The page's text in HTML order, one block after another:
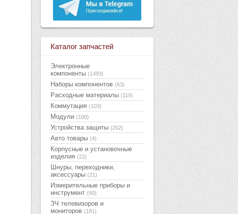
Каталог запчастей
Электронные
компоненты (1493)
Наборы компонентов (63)
Расходные материалы (119)
Коммутация (103)
Модули (100)
Устройства защиты (202)
Авто товары (4)
Корпусные и установочные
изделия (22)
Шнуры, переходники,
аксессуары (21)
Измерительные приборы и
инструмент (60)
ЗЧ телевизоров и
мониторов (181)